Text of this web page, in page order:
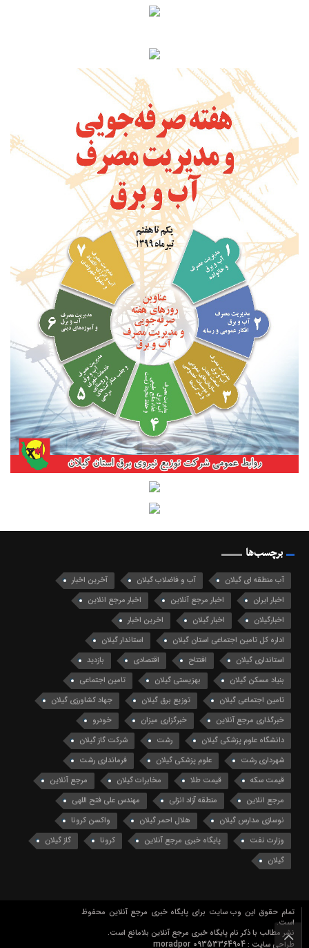
برچسب‌ها
آب منطقه ای گیلان آب و فاضلاب گیلان
آخرین اخبار
اخبار ایران
اخبار مرجع آنلاین
اخبار مرجع انلاین
اخبارگیلان
اخبار گیلان
اخرین اخبار
اداره کل تامین اجتماعی استان گیلان
استاندار گیلان
استانداری گیلان
افتتاح اقتصادی
بازدید
بنیاد مسکن گیلان
بهزیستی گیلان
تامین اجتماعی
تامین اجتماعی گیلان
توزیع برق گیلان
جهاد کشاورزی گیلان
خبرگذاری مرجع آنلاین
خبرگزاری میزان
خودرو
دانشگاه علوم پزشکی گیلان
رشت
شرکت گاز گیلان
شهرداری رشت
علوم پزشکی گیلان
فرمانداری رشت
قیمت سکه
قیمت طلا مخابرات گیلان
مرجع آنلاین
مرجع انلاین
منطقه آزاد انزلی
مهندس علی فتح اللهی
نوسازی مدارس گیلان
هلال احمر گیلان
واکسن کرونا
وزارت نفت
پایگاه خبری مرجع آنلاین کرونا
گاز گیلان
گیلان
تمام حقوق این وب سایت برای پایگاه خبری مرجع آنلاین محفوظ
است.
نشر مطالب با ذکر نام پایگاه خبری مرجع آنلاین بلامانع است.
طراحی سایت : 09353364904 moradpor